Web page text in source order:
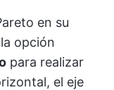
en su
opción
para realizar
el eje